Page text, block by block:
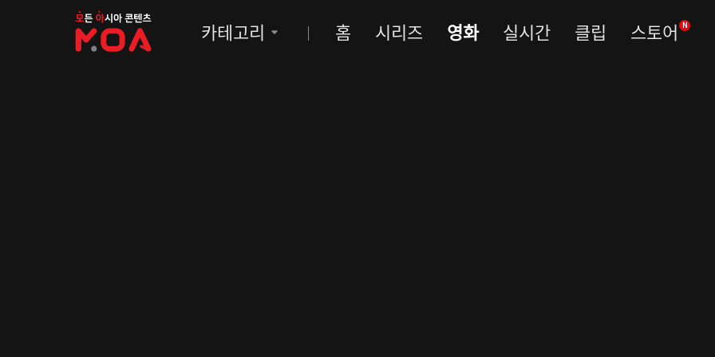
MOA
카테고리 홈 시리즈 영화 실시간 클립 스토어 N